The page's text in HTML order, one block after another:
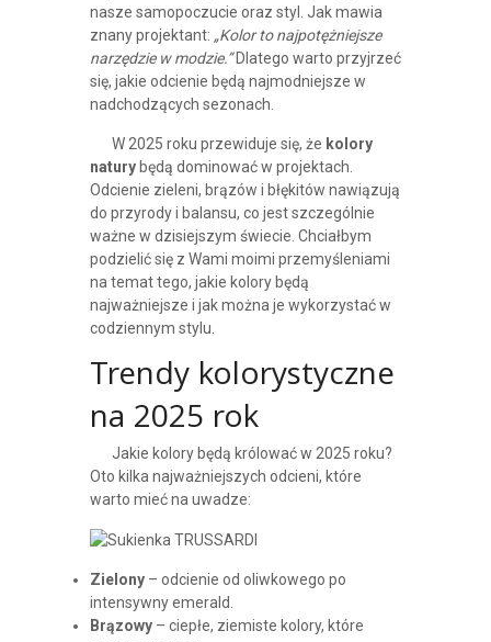
nasze samopoczucie oraz styl. Jak mawia
znany projektant: „Kolor to najpotężniejsze
narzędzie w modzie.”Dlatego warto przyjrzeć
się, jakie odcienie będą najmodniejsze w
nadchodzących sezonach.
W 2025 roku przewiduje się, że kolory
naturybędą dominować w projektach.
Odcienie zieleni, brązów i błękitów nawiązują
do przyrody i balansu, co jest szczególnie
ważne w dzisiejszym świecie. Chciałbym
podzielić się z Wami moimi przemyśleniami
na temat tego, jakie kolory będą
najważniejsze i jak można je wykorzystać w
codziennym stylu.
Trendy kolorystyczne
na 2025 rok
Jakie kolory będą królować w 2025 roku?
Oto kilka najważniejszych odcieni, które
warto mieć na uwadze:
Zielony– odcienie od oliwkowego po
intensywny emerald.
Brązowy– ciepłe, ziemiste kolory, które